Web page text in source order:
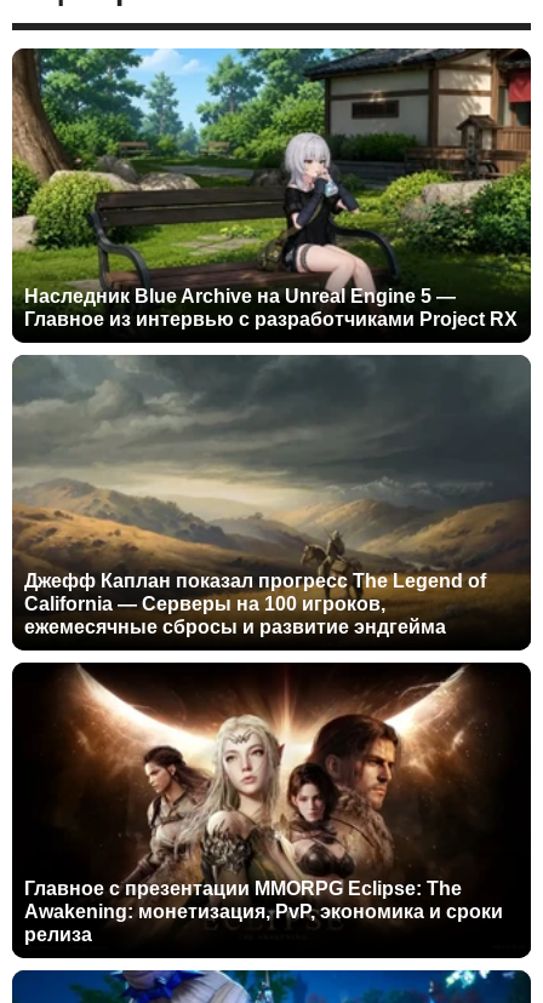
Наследник Blue Archive на Unreal Engine 5 —
Главное из интервью с разработчиками Project RX
Джефф Каплан показал прогресс The Legend of
California — Серверы на 100 игроков,
ежемесячные сбросы и развитие эндгейма
Главное с презентации MMORPG Eclipse: The
Awakening: монетизация, PvP, экономика и сроки
релиза